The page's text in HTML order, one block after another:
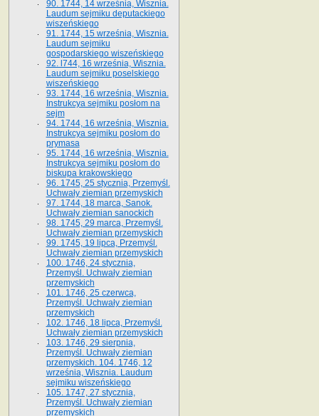
90. 1744, 14 września, Wisznia.
Laudum sejmiku deputackiego
wiszeńskiego
91. 1744, 15 września, Wisznia.
Laudum sejmiku
gospodarskiego wiszeńskiego
92. l744, 16 września, Wisznia.
Laudum sejmiku poselskiego
wiszeńskiego
93. 1744, 16 września, Wisznia.
Instrukcya sejmiku posłom na
sejm
94. 1744, 16 września, Wisznia.
Instrukcya sejmiku posłom do
prymasa
95. 1744, 16 września, Wisznia.
Instrukcya sejmiku posłom do
biskupa krakowskiego
96. 1745, 25 stycznia, Przemyśl.
Uchwały ziemian przemyskich
97. 1744, 18 marca, Sanok.
Uchwały ziemian sanockich
98. 1745, 29 marca, Przemyśl.
Uchwały ziemian przemyskich
99. 1745, 19 lipca, Przemyśl.
Uchwały ziemian przemyskich
100. 1746, 24 stycznia,
Przemyśl. Uchwały ziemian
przemyskich
101. 1746, 25 czerwca,
Przemyśl. Uchwały ziemian
przemyskich
102. 1746, 18 lipca, Przemyśl.
Uchwały ziemian przemyskich
103. 1746, 29 sierpnia,
Przemyśl. Uchwały ziemian
przemyskich. 104. 1746, 12
września, Wisznia. Laudum
sejmiku wiszeńskiego
105. 1747, 27 stycznia,
Przemyśl. Uchwały ziemian
przemyskich